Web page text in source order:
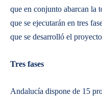
que en conjunto abarcan la
que se ejecutarán en tres
que se desarrolló el
Tres fases
Andalucía dispone de 15